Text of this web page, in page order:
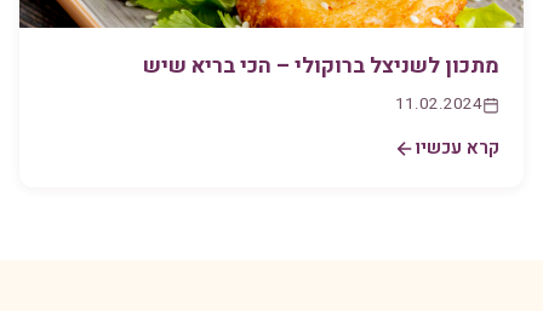
מתכון לשניצל ברוקולי – הכי בריא שיש
11.02.2024
קרא עכשיו